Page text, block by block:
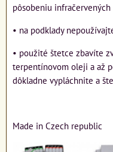
pôsobeniu
• na podklady
• použité štetce zbavíte
terpentínovom oleji a až
dôkladne vypláchnite a
Made in Czech republic